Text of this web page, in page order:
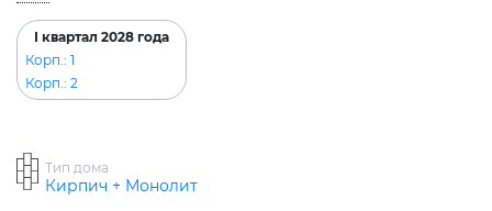
I квартал 2028 года
Корп.: 1
Корп.: 2
Тип дома
Кирпич + Монолит